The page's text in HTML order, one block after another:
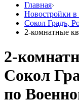
Главная
Новостройки
Сокол Градъ,
2-комнатные
2-
Сокол
по